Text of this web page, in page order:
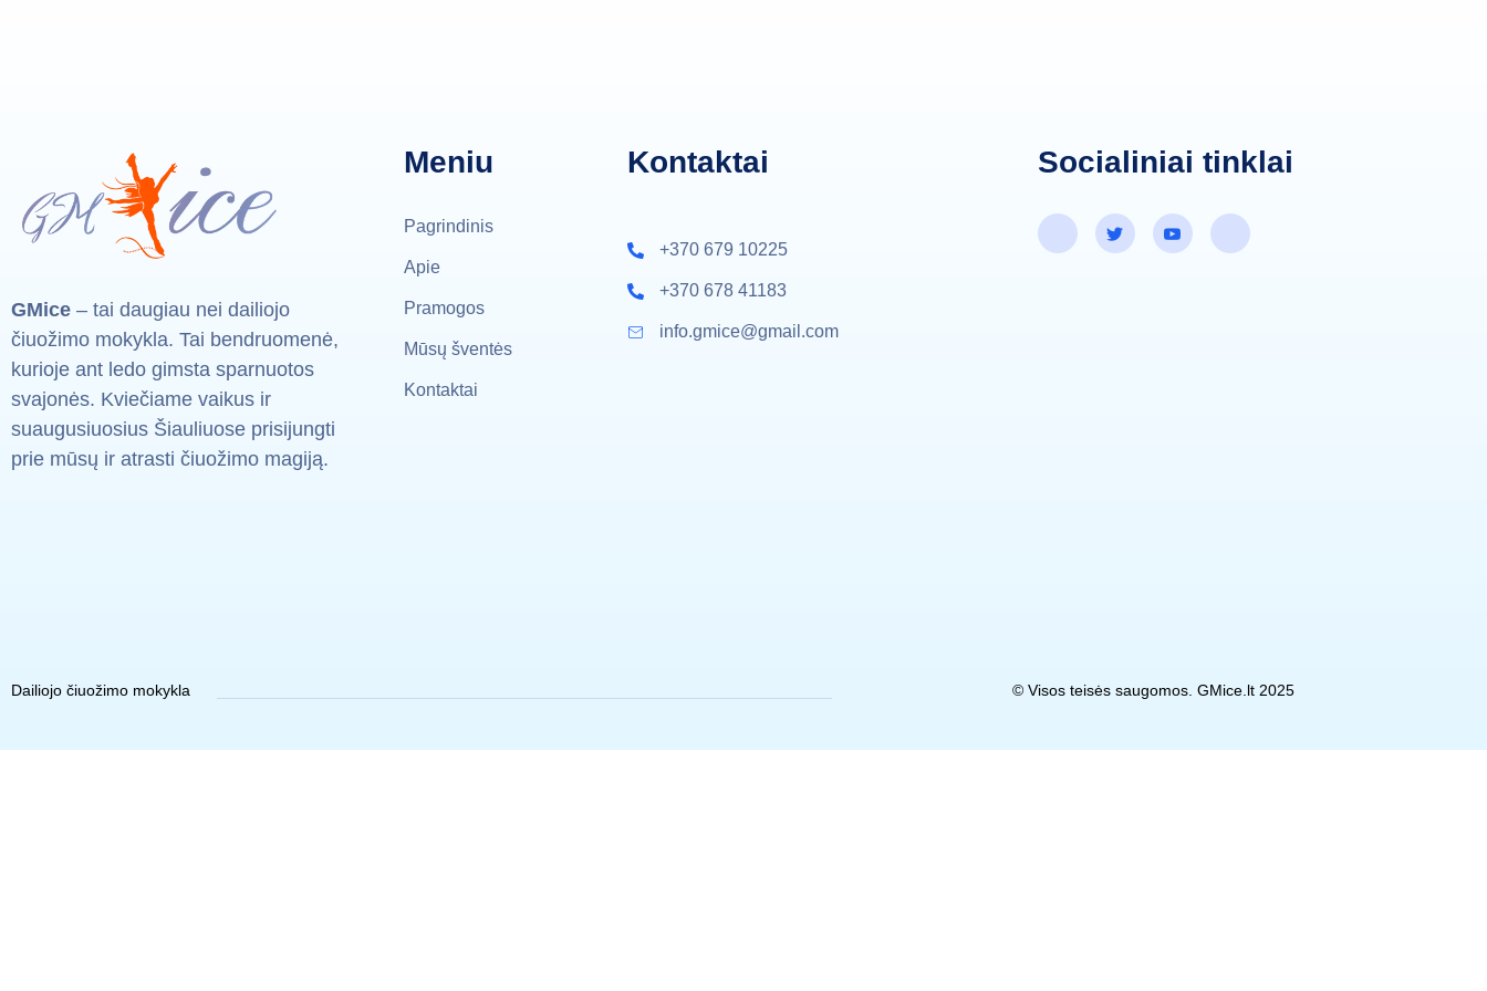
GMice – tai daugiau nei dailiojo
čiuožimo mokykla. Tai bendruomenė,
kurioje ant ledo gimsta sparnuotos
svajonės. Kviečiame vaikus ir
suaugusiuosius Šiauliuose prisijungti
prie mūsų ir atrasti čiuožimo magiją.
Meniu
Pagrindinis
Apie
Pramogos
Mūsų šventės
Kontaktai
Kontaktai
+370 679 10225
+370 678 41183
info.gmice@gmail.com
Socialiniai tinklai
Dailiojo čiuožimo mokykla © Visos teisės saugomos. GMice.lt 2025